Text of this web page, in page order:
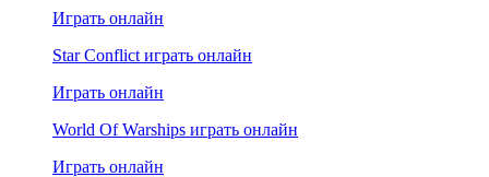
Играть онлайн
Star Conflict играть онлайн
Играть онлайн
World Of Warships играть онлайн
Играть онлайн